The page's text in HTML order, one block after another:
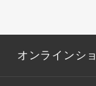
オンラインシ